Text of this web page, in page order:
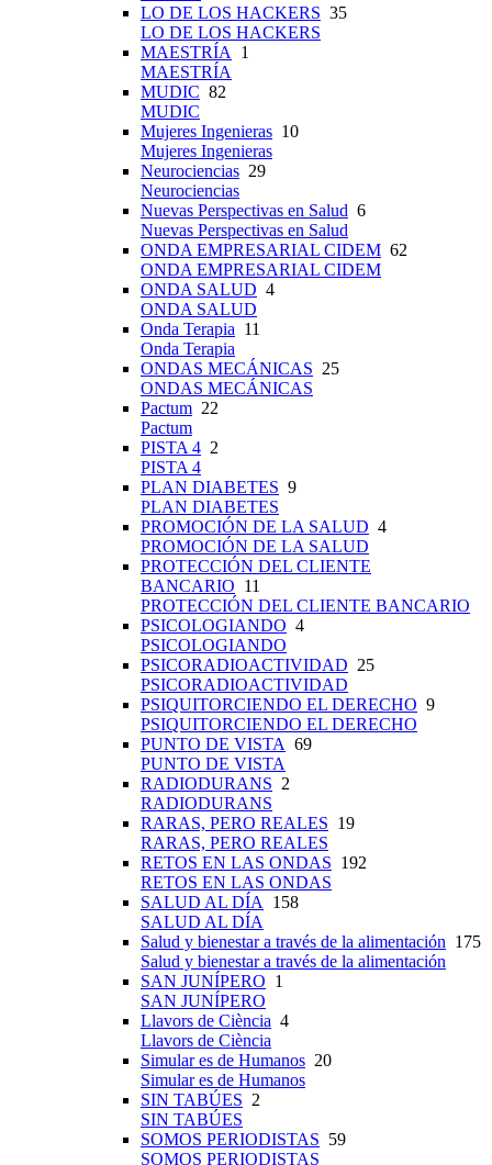
LO DE LOS HACKERS 35
LO DE LOS HACKERS
MAESTRÍA
1
MAESTRÍA
MUDIC 82
MUDIC
Mujeres Ingenieras 10
Mujeres Ingenieras
Neurociencias 29
Neurociencias
Nuevas Perspectivas en Salud 6
Nuevas Perspectivas en Salud
ONDA EMPRESARIAL CIDEM 62
ONDA EMPRESARIAL CIDEM
ONDA SALUD 4
ONDA SALUD
Onda Terapia 11
Onda Terapia
ONDAS MECÁNICAS 25
ONDAS MECÁNICAS
Pactum 22
Pactum
PISTA 4 2
PISTA 4
PLAN DIABETES 9
PLAN DIABETES
PROMOCIÓN DE LA SALUD 4
PROMOCIÓN DE LA SALUD
PROTECCIÓN DEL CLIENTE
BANCARIO 11
PROTECCIÓN DEL CLIENTE BANCARIO
PSICOLOGIANDO 4
PSICOLOGIANDO
PSICORADIOACTIVIDAD 25
PSICORADIOACTIVIDAD
PSIQUITORCIENDO EL DERECHO 9
PSIQUITORCIENDO EL DERECHO
PUNTO DE VISTA 69
PUNTO DE VISTA
RADIODURANS 2
RADIODURANS
RARAS, PERO REALES 19
RARAS, PERO REALES
RETOS EN LAS ONDAS 192
RETOS EN LAS ONDAS
SALUD AL DÍA
158
SALUD AL DÍA
Salud y bienestar a través de la alimentación 175
Salud y bienestar a través de la alimentación
SAN JUNÍPERO 1
SAN JUNÍPERO
Llavors de Ciència 4
Llavors de Ciència
Simular es de Humanos 20
Simular es de Humanos
SIN TABÚES 2
SIN TABÚES
SOMOS PERIODISTAS 59
SOMOS PERIODISTAS